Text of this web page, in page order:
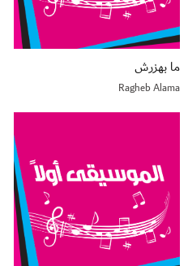
ما بهزرش
Ragheb Alama